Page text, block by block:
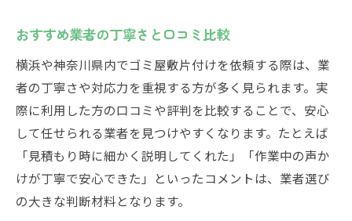
おすすめ業者の丁寧さと口コミ比較
横浜や神奈川県内でゴミ屋敷片付けを依頼する際は、業
者の丁寧さや対応力を重視する方が多く見られます。実
際に利用した方の口コミや評判を比較することで、安心
して任せられる業者を見つけやすくなります。たとえば
「見積もり時に細かく説明してくれた」「作業中の声か
けが丁寧で安心できた」といったコメントは、業者選び
の大きな判断材料となります。